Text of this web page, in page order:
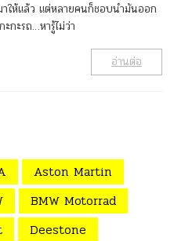
ให้แล้ว แต่หลายคนก็ชอบนำมันออก
กะรถ…หารู้ไม่ว่า
อ่านต่อ
Aston Martin
BMW Motorrad
Deestone